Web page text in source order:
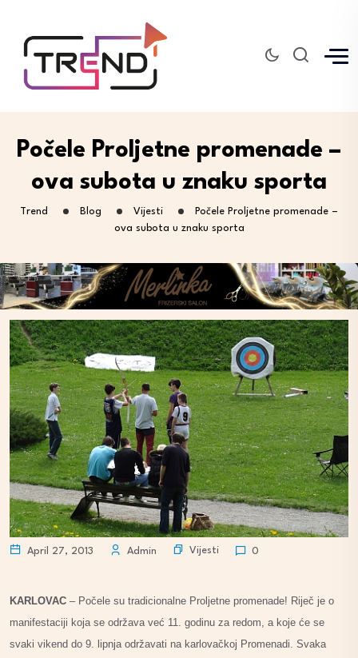
Počele Proljetne promenade –
ova subota u znaku sporta
Trend Blog Vijesti
Počele Proljetne promenade –
ova subota u znaku sporta
April 27, 2013 Admin Vijesti 0
KARLOVAC – Počele su tradicionalne Proljetne promenade! Riječ je o
manifestaciji koja se održava već 11. godinu za redom, a koje će se
svaki vikend do 9. lipnja održavati na karlovačkoj Promenadi. Svaka